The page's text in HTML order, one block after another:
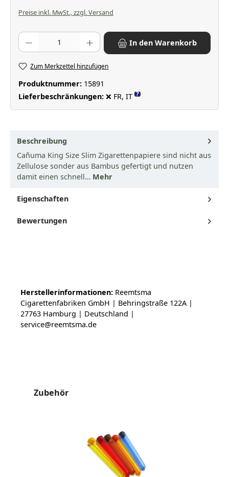
Preise inkl. MwSt., zzgl. Versand
Produkt Anzahl: Gib den gewünschten Wert ein oder benutze die
In den Warenkorb
Zum Merkzettel hinzufügen
Produktnummer: 15891
Lieferbeschränkungen: ❌ FR, IT ?
Beschreibung
Cañuma King Size Slim Zigarettenpapiere sind nicht aus
Zellulose sonder aus Bambus gefertigt und nutzen
damit einen schnell… Mehr
Eigenschaften
Bewertungen
Herstellerinformationen: Reemtsma
Cigarettenfabriken GmbH | Behringstraße 122A |
27763 Hamburg | Deutschland |
service@reemtsma.de
Produktgalerie überspringen
Zubehör